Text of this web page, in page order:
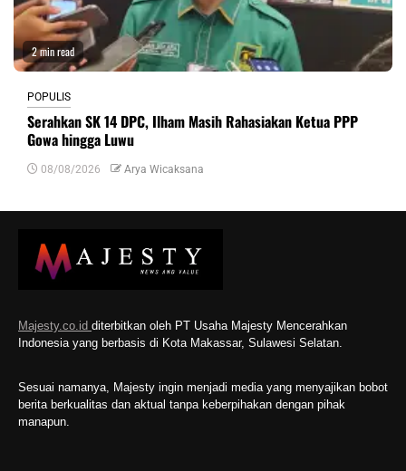
2 min read
POPULIS
Serahkan SK 14 DPC, Ilham Masih Rahasiakan Ketua PPP
Gowa hingga Luwu
08/08/2026 Arya Wicaksana
Majesty.co.id diterbitkan oleh PT Usaha Majesty Mencerahkan
Indonesia yang berbasis di Kota Makassar, Sulawesi Selatan.
Sesuai namanya, Majesty ingin menjadi media yang menyajikan bobot
berita berkualitas dan aktual tanpa keberpihakan dengan pihak
manapun.